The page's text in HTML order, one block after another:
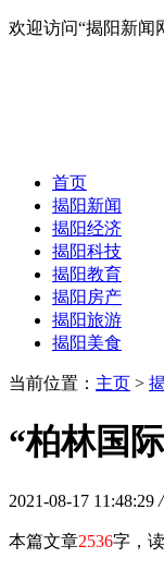
欢迎访问“揭阳新闻
首页
揭阳新闻
揭阳经济
揭阳科技
揭阳教育
揭阳房产
揭阳旅游
揭阳美食
当前位置： 主页 >
“柏林国
2021-08-17 11:48:29 /
本篇文章2536字，